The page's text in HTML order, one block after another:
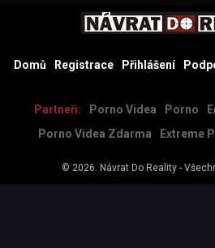
Domů Registrace Přihlášení
Partneři: Porno Videa Porno
Porno Videa Zdarma
Extreme
© 2026. Návrat Do Reality-